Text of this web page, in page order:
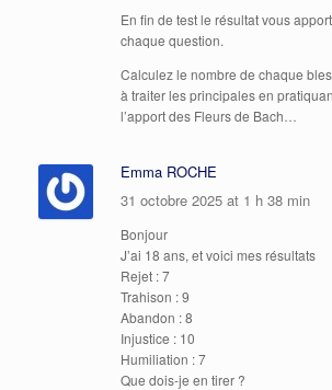
En fin de test le résultat vous
chaque question.
Calculez le nombre de chaque
à traiter les principales en
l’apport des Fleurs de Bach…
Emma ROCHE
31 octobre 2025 at 1 h 38 min
Bonjour
J’ai 18 ans, et voici mes résultats
Rejet : 7
Trahison : 9
Abandon : 8
Injustice : 10
Humiliation : 7
Que dois-je en tirer ?